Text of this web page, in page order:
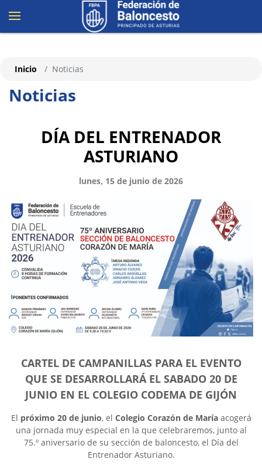
Noticias
Inicio Noticias
DÍA DEL ENTRENADOR
ASTURIANO
lunes, 15 de junio de 2026
CARTEL DE CAMPANILLAS PARA EL EVENTO
QUE SE DESARROLLARÁ EL SABADO 20 DE
JUNIO EN EL COLEGIO CODEMA DE GIJÓN
El próximo 20 de junio, el Colegio Corazón de Maríaacogerá
una jornada muy especial en la que celebraremos, junto al
75.º aniversario de su sección de baloncesto, el Día del
Entrenador Asturiano.